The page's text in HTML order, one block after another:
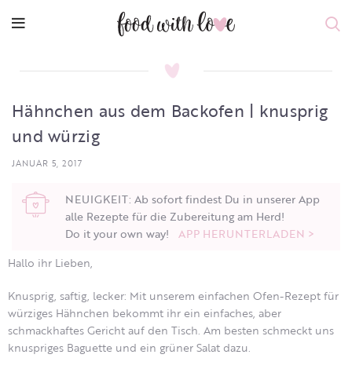
Hähnchen aus dem Backofen | knusprig
und würzig
JANUAR 5, 2017
NEUIGKEIT: Ab sofort findest Du in unserer App
alle Rezepte für die Zubereitung am Herd!
Do it your own way! APP HERUNTERLADEN >
Hallo ihr Lieben,
Knusprig, saftig, lecker: Mit unserem einfachen Ofen-Rezept für
würziges Hähnchen bekommt ihr ein einfaches, aber
schmackhaftes Gericht auf den Tisch. Am besten schmeckt uns
knuspriges Baguette und ein grüner Salat dazu.